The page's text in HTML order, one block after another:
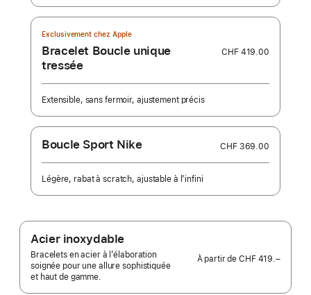
Exclusivement chez Apple
Bracelet Boucle unique
tressée
CHF 419.00
Extensible, sans fermoir, ajustement précis
Boucle Sport Nike CHF 369.00
Légère, rabat à scratch, ajustable à l’infini
Acier inoxydable
Bracelets en acier à l’élaboration
soignée pour une allure sophistiquée
et haut de gamme.
À partir deCHF 419.–